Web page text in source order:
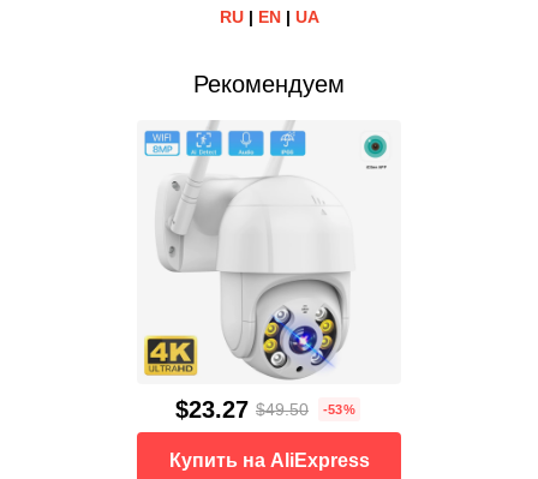
RU| EN| UA
Рекомендуем
$23.27 $49.50 -53%
Купить на AliExpress